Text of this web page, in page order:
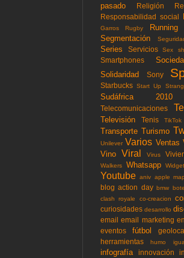
pasado
Religión
Responsabilidad social
Garros
Rugby Running
Segmentación
Series Servicios Sex
Smartphones
Solidaridad Sony
Starbucks Start Up
Sudáfrica 2010
Telecomunicaciones
Televisión Tenis TikTok
Transporte Turismo
Unilever Varios Ventas
Vino Viral Virus
Walkers Whatsapp
Youtube aniv apple
blog action day bmw bote
clash royale co-creacion
curiosidades desarrollo
email email marketing
eventos
fútbol
herramientas humo
infografía
innovación